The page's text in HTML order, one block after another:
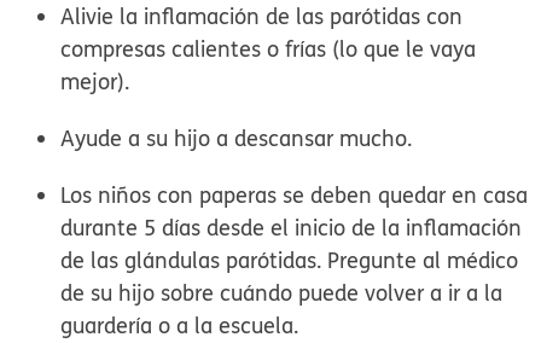
Alivie la inflamación de las parótidas con
compresas calientes o frías (lo que le vaya
mejor).
Ayude a su hijo a descansar mucho.
Los niños con paperas se deben quedar en casa
durante 5 días desde el inicio de la inflamación
de las glándulas parótidas. Pregunte al médico
de su hijo sobre cuándo puede volver a ir a la
guardería o a la escuela.